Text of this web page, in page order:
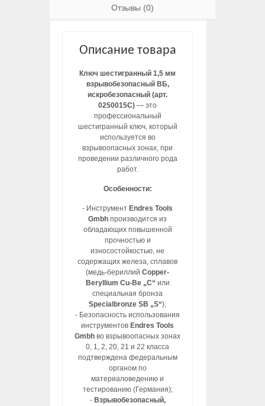
Отзывы (0)
Описание товара
Ключ шестигранный 1,5 мм
взрывобезопасный ВБ,
искробезопасный (арт.
0250015C) — это
профессиональный
шестигранный ключ, который
используется во
взрывоопасных зонах, при
проведении различного рода
работ.
Особенности:
- Инструмент Endres Tools
Gmbh производится из
обладающих повышенной
прочностью и
износостойкостью, не
содержащих железа, сплавов
(медь-бериллийCopper-
Beryllium Cu-Be „C“ или
специальная бронза
Specialbronze SB „S“);
- Безопасность использования
инструментов Endres Tools
Gmbh во взрывоопасных зонах
0, 1, 2, 20, 21 и 22 класса
подтверждена федеральным
органом по
материаловедению и
тестированию (Германия);
- Взрывобезопасный,